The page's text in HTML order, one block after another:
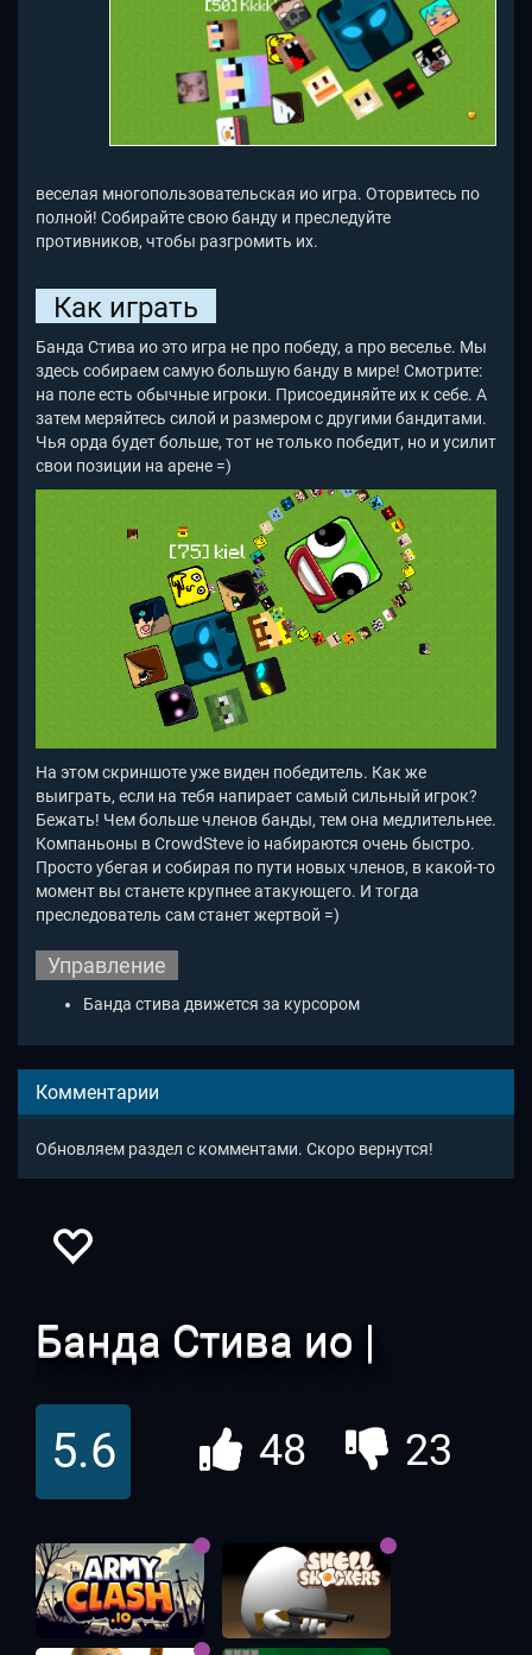
веселая многопользовательская ио игра. Оторвитесь по
полной! Собирайте свою банду и преследуйте
противников, чтобы разгромить их.
Как играть
Банда Стива иоэто игра не про победу, а про веселье. Мы
здесь собираем самую большую банду в мире! Смотрите:
на поле есть обычные игроки. Присоединяйте их к себе. А
затем меряйтесь силой и размером с другими бандитами.
Чья орда будет больше, тот не только победит, но и усилит
свои позиции на арене =)
На этом скриншоте уже виден победитель. Как же
выиграть, если на тебя напирает самый сильный игрок?
Бежать! Чем больше членов банды, тем она медлительнее.
Компаньоны в CrowdSteve io набираются очень быстро.
Просто убегая и собирая по пути новых членов, в какой-то
момент вы станете крупнее атакующего. И тогда
преследователь сам станет жертвой =)
Управление
Банда стива движется за курсором
Комментарии
Обновляем раздел с комментами. Скоро вернутся!
Банда Стива ио |
CrowdSteve io
5.6 48 23